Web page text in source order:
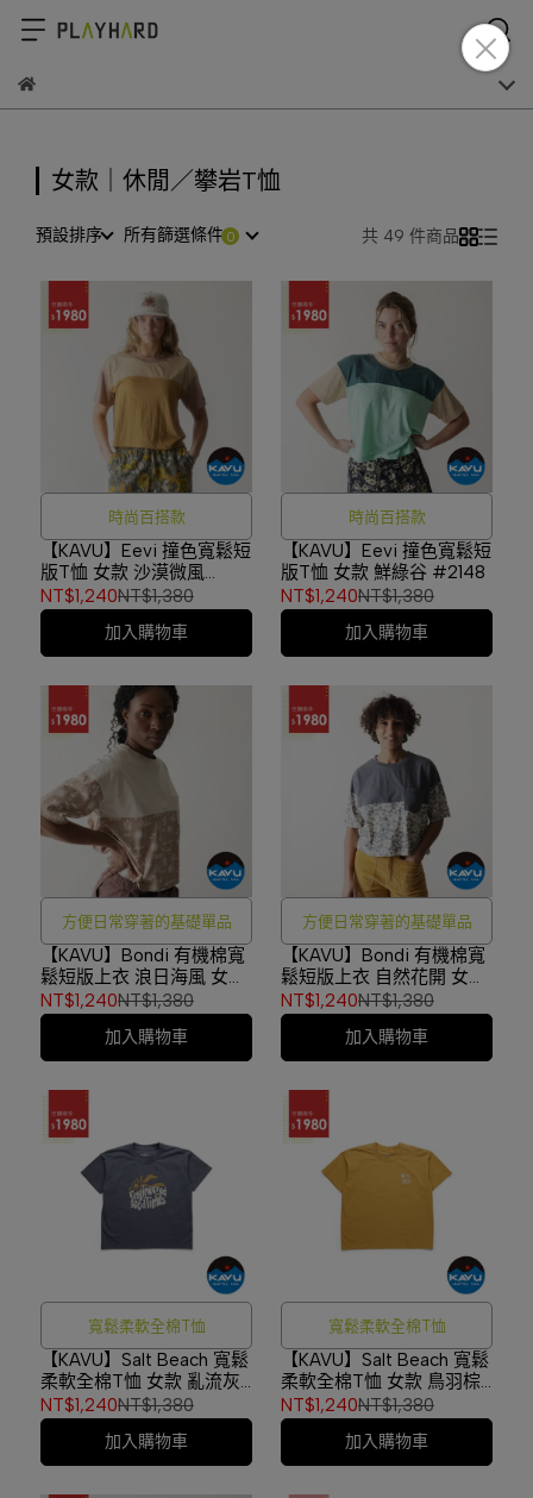
女款｜休閒／攀岩T恤
預設排序 所有篩選條件 共 49 件商品
時尚百搭款
【KAVU】Eevi 撞色寬鬆短
版T恤 女款 沙漠微風
#2148
NT$1,240NT$1,380
加入購物車
時尚百搭款
【KAVU】Eevi 撞色寬鬆短
版T恤 女款 鮮綠谷 #2148
NT$1,240NT$1,380
加入購物車
方便日常穿著的基礎單品
【KAVU】Bondi 有機棉寬
鬆短版上衣 浪日海風 女款
#2242
NT$1,240NT$1,380
加入購物車
方便日常穿著的基礎單品
【KAVU】Bondi 有機棉寬
鬆短版上衣 自然花開 女款
#2242
NT$1,240NT$1,380
加入購物車
寬鬆柔軟全棉T恤
【KAVU】Salt Beach 寬鬆
柔軟全棉T恤 女款 亂流灰
#2261
NT$1,240NT$1,380
加入購物車
寬鬆柔軟全棉T恤
【KAVU】Salt Beach 寬鬆
柔軟全棉T恤 女款 鳥羽棕
#2261
NT$1,240NT$1,380
加入購物車